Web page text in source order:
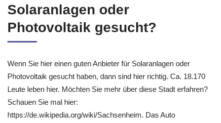
Solaranlagen oder
Photovoltaik gesucht?
Wenn Sie hier einen guten Anbieter für Solaranlagen oder
Photovoltaik gesucht haben, dann sind hier richtig. Ca. 18.170
Leute leben hier. Möchten Sie mehr über diese Stadt erfahren?
Schauen Sie mal hier:
https://de.wikipedia.org/wiki/Sachsenheim. Das Auto